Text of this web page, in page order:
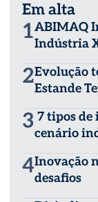
Em alta
1ABIMAQ
Indústria
2Evolução
Estande
3 7 tipos de
cenário
4Inovação
desafios